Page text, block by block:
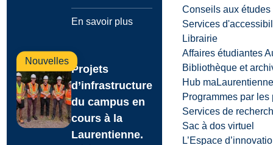
Conseils aux études
Services
Librairie
Affaires étudiantes
Bibliothèque et
Hub maLaurentienne
Programmes par les
Services de
Sac à dos virtuel
L’Espace
En savoir plus
Nouvelles
Projets
d’infrastructure
du campus en
cours à la
Laurentienne.